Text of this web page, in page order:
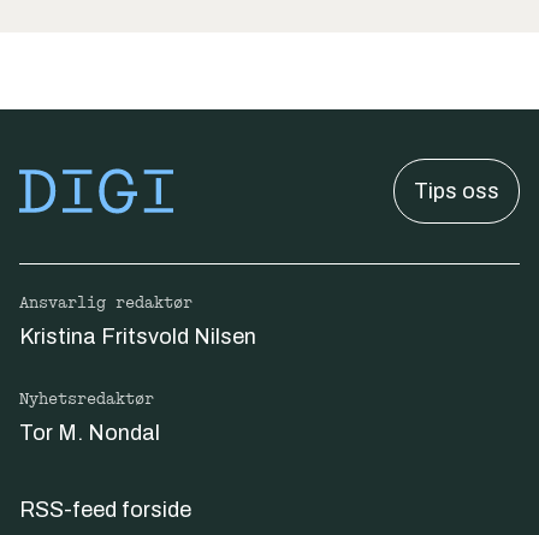
Tips oss
Ansvarlig redaktør
Kristina Fritsvold Nilsen
Nyhetsredaktør
Tor M. Nondal
RSS-feed forside